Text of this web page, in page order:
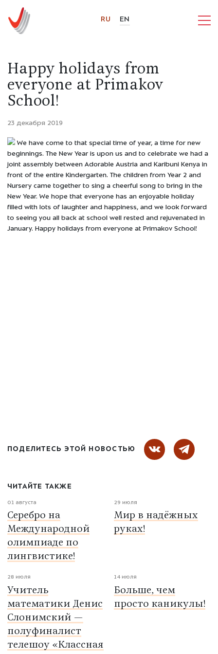
RU EN
Happy holidays from
everyone at Primakov
School!
23 декабря 2019
We have come to that special time of year, a time for new
beginnings. The New Year is upon us and to celebrate we had a
joint assembly between Adorable Austria and Karibuni Kenya in
front of the entire Kindergarten. The children from Year 2 and
Nursery came together to sing a cheerful song to bring in the
New Year. We hope that everyone has an enjoyable holiday
filled with lots of laughter and happiness, and we look forward
to seeing you all back at school well rested and rejuvenated in
January. Happy holidays from everyone at Primakov School!
ПОДЕЛИТЕСЬ ЭТОЙ НОВОСТЬЮ
ЧИТАЙТЕ ТАКЖЕ
01 августа
Серебро на
Международной
олимпиаде по
лингвистике!
29 июля
Мир в надёжных
руках!
28 июля
Учитель
математики Денис
Слонимский —
полуфиналист
телешоу «Классная
14 июля
Больше, чем
просто каникулы!